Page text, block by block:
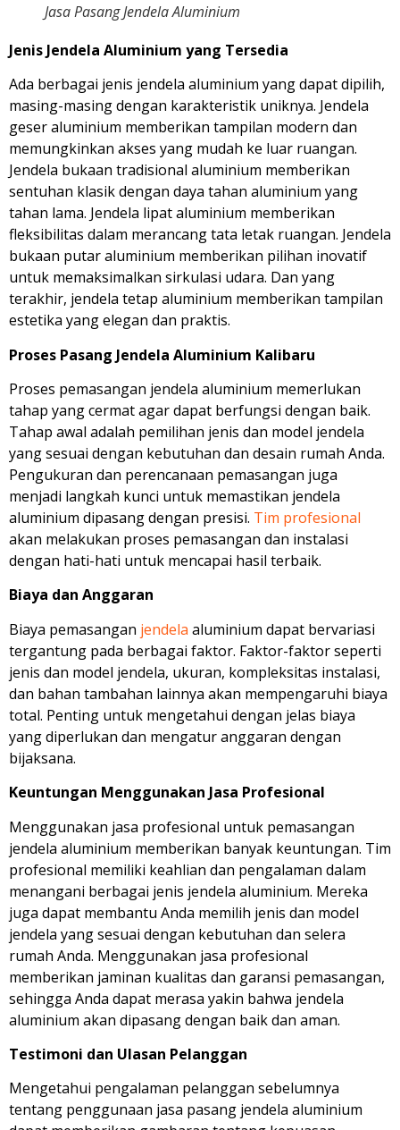
Jasa Pasang Jendela Aluminium
Jenis Jendela Aluminium yang Tersedia
Ada berbagai jenis jendela aluminium yang dapat dipilih,
masing-masing dengan karakteristik uniknya. Jendela
geser aluminium memberikan tampilan modern dan
memungkinkan akses yang mudah ke luar ruangan.
Jendela bukaan tradisional aluminium memberikan
sentuhan klasik dengan daya tahan aluminium yang
tahan lama. Jendela lipat aluminium memberikan
fleksibilitas dalam merancang tata letak ruangan. Jendela
bukaan putar aluminium memberikan pilihan inovatif
untuk memaksimalkan sirkulasi udara. Dan yang
terakhir, jendela tetap aluminium memberikan tampilan
estetika yang elegan dan praktis.
Proses Pasang Jendela Aluminium Kalibaru
Proses pemasangan jendela aluminium memerlukan
tahap yang cermat agar dapat berfungsi dengan baik.
Tahap awal adalah pemilihan jenis dan model jendela
yang sesuai dengan kebutuhan dan desain rumah Anda.
Pengukuran dan perencanaan pemasangan juga
menjadi langkah kunci untuk memastikan jendela
aluminium dipasang dengan presisi. Tim profesional
akan melakukan proses pemasangan dan instalasi
dengan hati-hati untuk mencapai hasil terbaik.
Biaya dan Anggaran
Biaya pemasangan jendela aluminium dapat bervariasi
tergantung pada berbagai faktor. Faktor-faktor seperti
jenis dan model jendela, ukuran, kompleksitas instalasi,
dan bahan tambahan lainnya akan mempengaruhi biaya
total. Penting untuk mengetahui dengan jelas biaya
yang diperlukan dan mengatur anggaran dengan
bijaksana.
Keuntungan Menggunakan Jasa Profesional
Menggunakan jasa profesional untuk pemasangan
jendela aluminium memberikan banyak keuntungan. Tim
profesional memiliki keahlian dan pengalaman dalam
menangani berbagai jenis jendela aluminium. Mereka
juga dapat membantu Anda memilih jenis dan model
jendela yang sesuai dengan kebutuhan dan selera
rumah Anda. Menggunakan jasa profesional
memberikan jaminan kualitas dan garansi pemasangan,
sehingga Anda dapat merasa yakin bahwa jendela
aluminium akan dipasang dengan baik dan aman.
Testimoni dan Ulasan Pelanggan
Mengetahui pengalaman pelanggan sebelumnya
tentang penggunaan jasa pasang jendela aluminium